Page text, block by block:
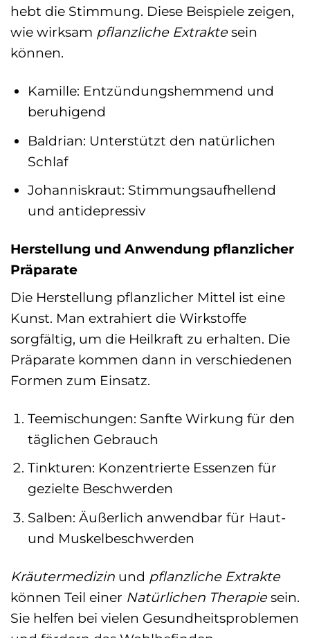
hebt die Stimmung. Diese Beispiele zeigen,
wie wirksam pflanzliche Extraktesein
können.
Kamille: Entzündungshemmend und
beruhigend
Baldrian: Unterstützt den natürlichen
Schlaf
Johanniskraut: Stimmungsaufhellend
und antidepressiv
Herstellung und Anwendung pflanzlicher
Präparate
Die Herstellung pflanzlicher Mittel ist eine
Kunst. Man extrahiert die Wirkstoffe
sorgfältig, um die Heilkraft zu erhalten. Die
Präparate kommen dann in verschiedenen
Formen zum Einsatz.
Teemischungen: Sanfte Wirkung für den
täglichen Gebrauch
Tinkturen: Konzentrierte Essenzen für
gezielte Beschwerden
Salben: Äußerlich anwendbar für Haut-
und Muskelbeschwerden
Kräutermedizin und pflanzliche Extrakte
können Teil einer Natürlichen Therapiesein.
Sie helfen bei vielen Gesundheitsproblemen